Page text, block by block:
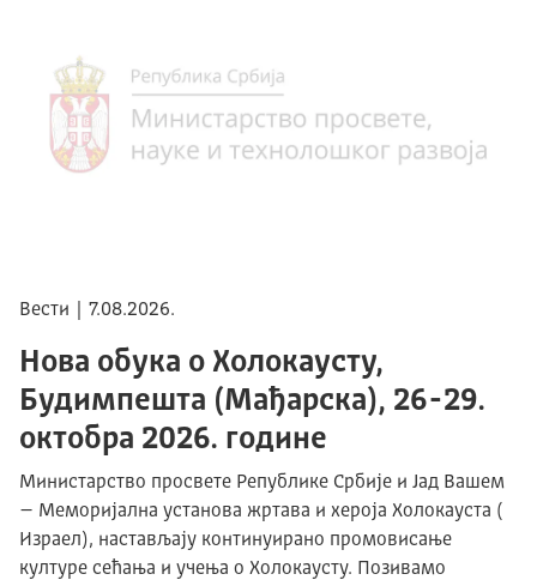
Вести | 7.08.2026.
Нова обука о Холокаусту,
Будимпешта (Мађарска), 26-29.
октобра 2026. године
Министарство просвете Републике Србије и Јад Вашем
– Меморијална установа жртава и хероја Холокауста (
Израел), настављају континуирано промовисање
културе сећања и учења о Холокаусту. Позивамо